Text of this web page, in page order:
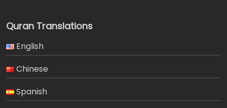
Quran Translations
English
Chinese
Spanish